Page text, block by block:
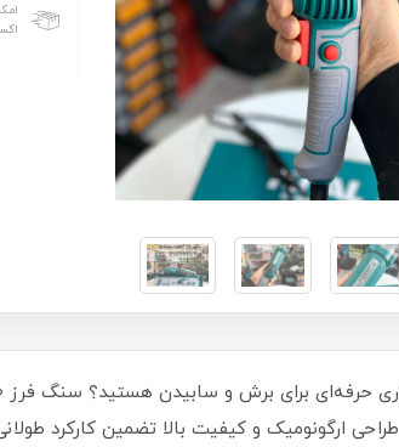
ارگونومیک و کیفیت بالا تضمین کارکرد